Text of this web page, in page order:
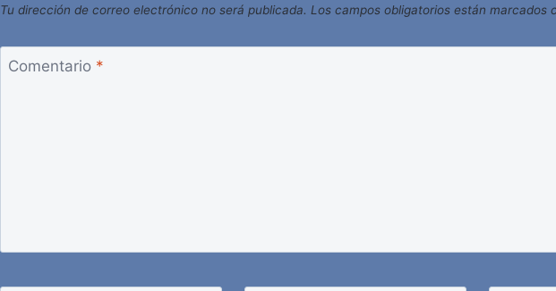
Tu dirección de correo electrónico no será publicada. Los campos obligatorios están marcados
Comentario *